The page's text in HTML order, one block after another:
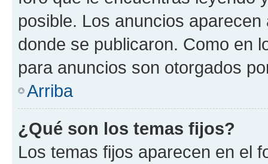
posible. Los anuncios
donde se publicaron. Como en
para anuncios son otorgados
Arriba
¿Qué son los temas fijos?
Los temas fijos aparecen en el